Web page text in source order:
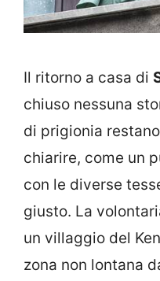
Il ritorno a casa di
chiuso nessuna
di prigionia
chiarire, come un
con le diverse
giusto. La
un villaggio del
zona non lontana